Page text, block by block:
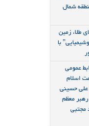
شمال
طلا، زمین
با
عمومی
اسلام
حسینی
معظم
مجتبی